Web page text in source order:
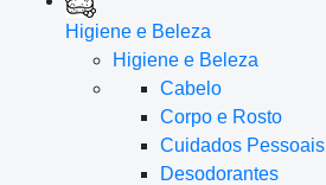
Higiene e Beleza
Higiene e Beleza
Cabelo
Corpo e Rosto
Cuidados Pessoais
Desodorantes